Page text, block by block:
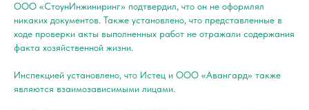
ООО «СтоунИнжиниринг» подтвердил, что он не оформлял
никаких документов. Также установлено, что представленные в
ходе проверки акты выполненных работ не отражали содержания
факта хозяйственной жизни.
Инспекцией установлено, что Истец и ООО «Авангард» также
являются взаимозависимыми лицами.